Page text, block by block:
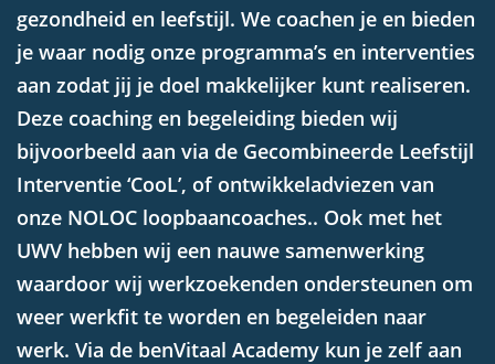
gezondheid en leefstijl. We coachen je en bieden
je waar nodig onze programma’s en interventies
aan zodat jij je doel makkelijker kunt realiseren.
Deze coaching en begeleiding bieden wij
bijvoorbeeld aan via de Gecombineerde Leefstijl
Interventie ‘CooL’, of ontwikkeladviezen van
onze NOLOC loopbaancoaches.. Ook met het
UWV hebben wij een nauwe samenwerking
waardoor wij werkzoekenden ondersteunen om
weer werkfit te worden en begeleiden naar
werk. Via de benVitaal Academy kun je zelf aan